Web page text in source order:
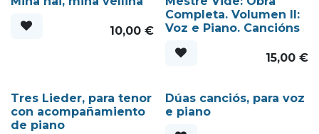
10,00€
Completa. Volumen II:
Voz e Piano. Cancións
15,00€
Tres Lieder, para tenor
con acompañamiento
de piano
Dúas canciós, para voz
e piano